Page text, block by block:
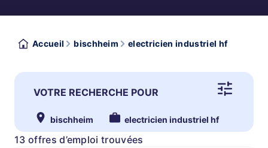
Accueil bischheim electricien industriel hf
VOTRE RECHERCHE POUR
bischheim electricien industriel hf
13 offres d’emploi trouvées